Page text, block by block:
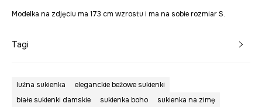
Modelka na zdjęciu ma 173 cm wzrostu i ma na sobie rozmiar S.
Tagi
luźna sukienka
eleganckie beżowe sukienki
białe sukienki damskie
sukienka boho
sukienka na zimę